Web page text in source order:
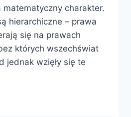
matematyczny charakter.
hierarchiczne – prawa
się na prawach
których wszechświat
jednak wzięły się te